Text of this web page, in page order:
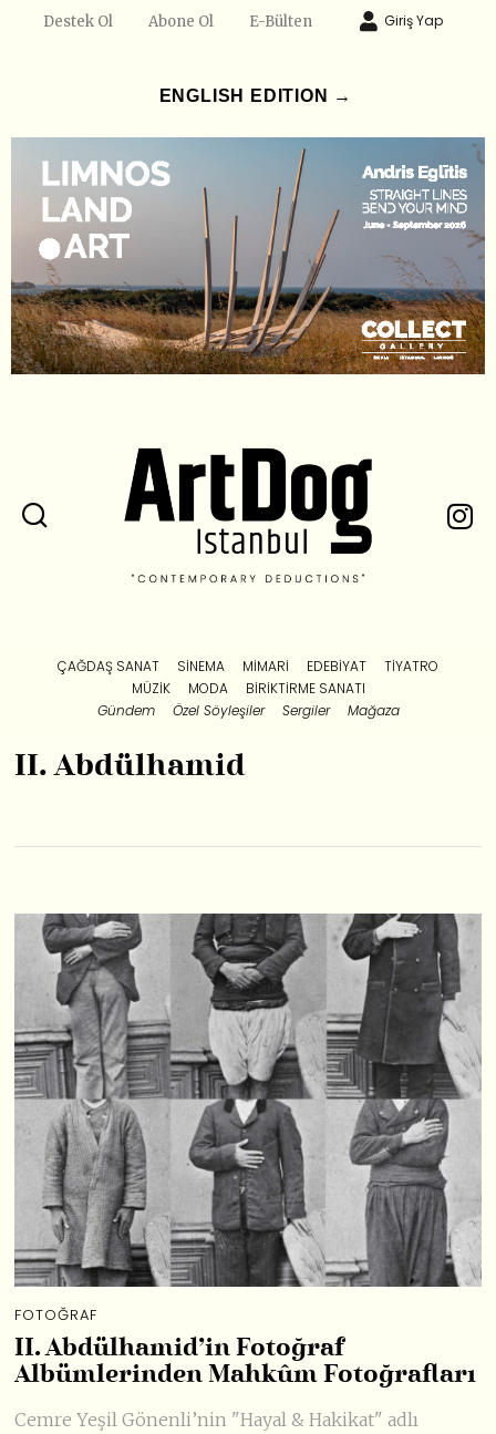
Destek Ol Abone Ol E-Bülten Giriş Yap
ENGLISH EDITION →
ÇAĞDAŞ SANAT SINEMA MIMARI EDEBIYAT
TIYATRO
MÜZIK
MODA
BIRIKTIRME SANATI
Gündem
Özel Söyleşiler Sergiler Mağaza
II. Abdülhamid
FOTOĞRAF
II. Abdülhamid’in Fotoğraf
Albümlerinden Mahkûm Fotoğrafları
Cemre Yeşil Gönenli’nin "Hayal & Hakikat" adlı